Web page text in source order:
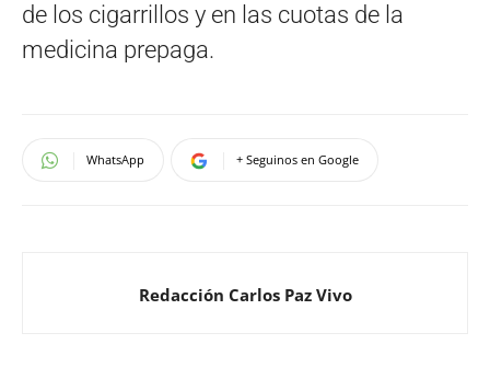
de los cigarrillos y en las cuotas de la
medicina prepaga.
WhatsApp + Seguinos en Google
Redacción Carlos Paz Vivo